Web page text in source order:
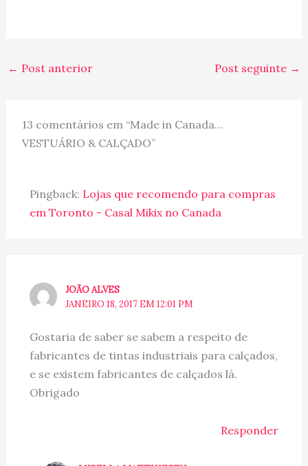
← Post anterior Post seguinte →
13 comentários em “Made in Canada…
VESTUÁRIO & CALÇADO”
Pingback: Lojas que recomendo para compras
em Toronto - Casal Mikix no Canada
JOÃO ALVES
JANEIRO 18, 2017 EM 12:01 PM
Gostaria de saber se sabem a respeito de
fabricantes de tintas industriais para calçados,
e se existem fabricantes de calçados lá.
Obrigado
Responder